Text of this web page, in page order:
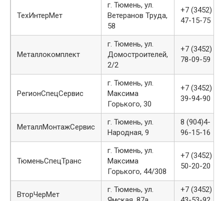
ТехИнтерМет
г. Тюмень, ул.
Ветеранов Труда,
58
+7 (3452)
47-15-75
Металлокомплект
г. Тюмень, ул.
Домостроителей,
2/2
+7 (3452)
78-09-59
РегионСпецСервис
г. Тюмень, ул.
Максима
Горького, 30
+7 (3452)
39-94-90
МеталлМонтажСервис
г. Тюмень, ул.
Народная, 9
8 (904)4-
96-15-16
ТюменьСпецТранс
г. Тюмень, ул.
Максима
Горького, 44/308
+7 (3452)
50-20-20
ВторЧерМет
г. Тюмень, ул.
+7 (3452)